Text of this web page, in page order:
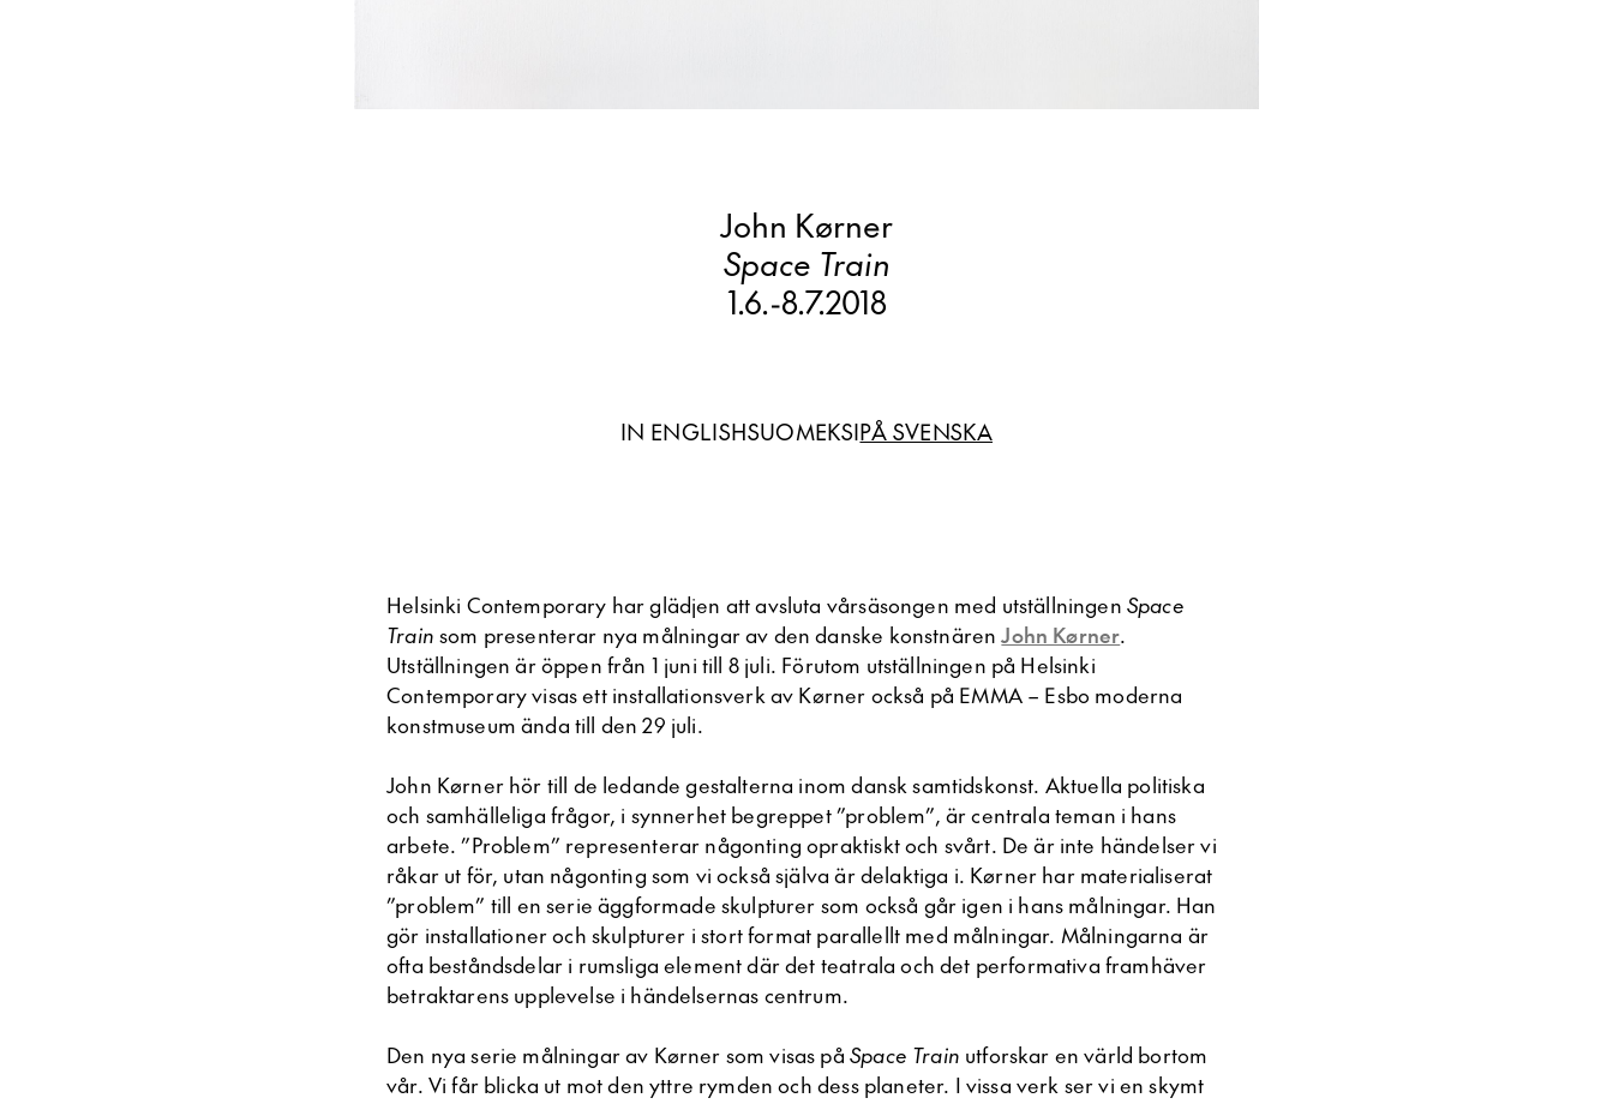
John Kørner
Space Train
1.6.-8.7.2018
IN ENGLISHSUOMEKSIPÅ SVENSKA
Helsinki Contemporary har glädjen att avsluta vårsäsongen med utställningen Space
Train som presenterar nya målningar av den danske konstnärenJohn Kørner.
Utställningen är öppen från 1 juni till 8 juli. Förutom utställningen på Helsinki
Contemporary visas ett installationsverk av Kørner också på EMMA – Esbo moderna
konstmuseum ända till den 29 juli.
John Kørner hör till de ledande gestalterna inom dansk samtidskonst. Aktuella politiska
och samhälleliga frågor, i synnerhet begreppet ”problem”, är centrala teman i hans
arbete. ”Problem” representerar någonting opraktiskt och svårt. De är inte händelser vi
råkar ut för, utan någonting som vi också själva är delaktiga i. Kørner har materialiserat
”problem” till en serie äggformade skulpturer som också går igen i hans målningar. Han
gör installationer och skulpturer i stort format parallellt med målningar. Målningarna är
ofta beståndsdelar i rumsliga element där det teatrala och det performativa framhäver
betraktarens upplevelse i händelsernas centrum.
Den nya serie målningar av Kørner som visas på Space Train utforskar en värld bortom
vår. Vi får blicka ut mot den yttre rymden och dess planeter. I vissa verk ser vi en skymt